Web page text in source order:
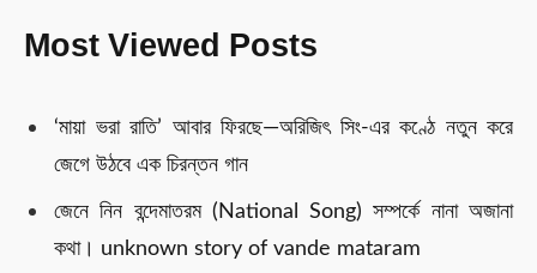
Most Viewed Posts
‘মায়া ভরা রাতি’ আবার ফিরছে—অরিজিৎ সিং-এর কণ্ঠে নতুন করে
জেগে উঠবে এক চিরন্তন গান
জেনে নিন বন্দেমাতরম (National Song) সম্পর্কে নানা অজানা
কথা। unknown story of vande mataram